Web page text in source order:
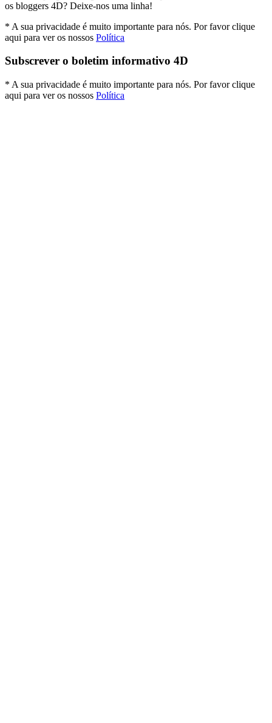
os bloggers 4D? Deixe-nos uma linha!
* A sua privacidade é muito importante para nós. Por favor clique
aqui para ver os nossos Política
Subscrever o boletim informativo 4D
* A sua privacidade é muito importante para nós. Por favor clique
aqui para ver os nossos Política